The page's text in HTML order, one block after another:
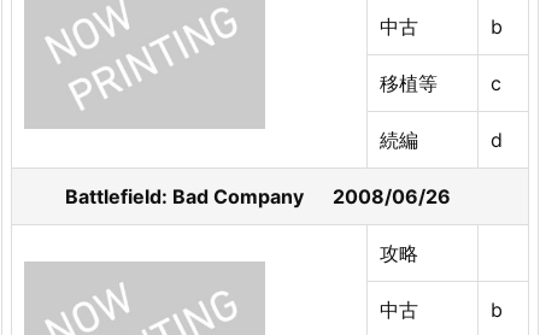
中古 b
移植等 c
続編 d
Battlefield: Bad Company 2008/06/26
攻略
中古 b